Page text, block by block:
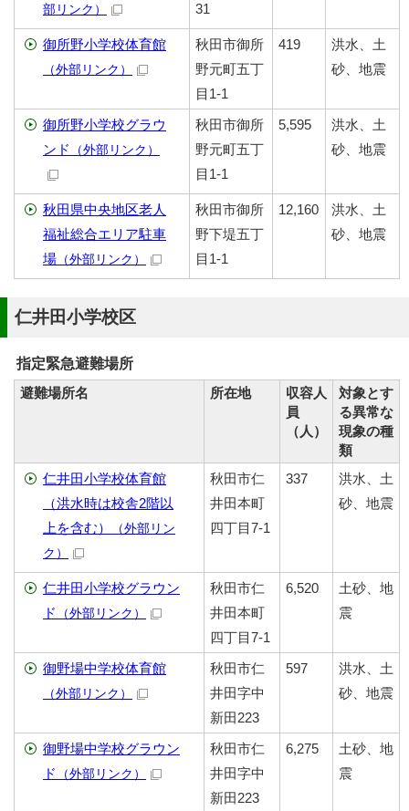
部リンク）
31
御所野小学校体育館
（外部リンク）
秋田市御所
野元町五丁
目1-1
419
洪水、土
砂、地震
御所野小学校グラウ
ンド
（外部リンク）
秋田市御所
野元町五丁
目1-1
5,595
洪水、土
砂、地震
秋田県中央地区老人
福祉総合エリア駐車
場 （外部リンク）
秋田市御所
野下堤五丁
目1-1
12,160
洪水、土
砂、地震
仁井田小学校区
指定緊急避難場所
避難場所名
所在地
収容人
員
（人）
対象とす
る異常な
現象の種
類
仁井田小学校体育館
（洪水時は校舎2階以
上を含む）
（外部リン
ク）
秋田市仁
井田本町
四丁目7-1
337
洪水、土
砂、地震
仁井田小学校グラウン
ド
（外部リンク）
秋田市仁
井田本町
四丁目7-1
6,520
土砂、地
震
御野場中学校体育館
（外部リンク）
秋田市仁
井田字中
新田223
597
洪水、土
砂、地震
御野場中学校グラウン
ド
（外部リンク）
秋田市仁
井田字中
新田223
6,275
土砂、地
震